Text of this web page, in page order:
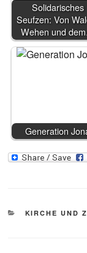
Solidarisches
Seufzen: Von
Wehen und
Generation
KATEGORIEN
KIRCHE UND